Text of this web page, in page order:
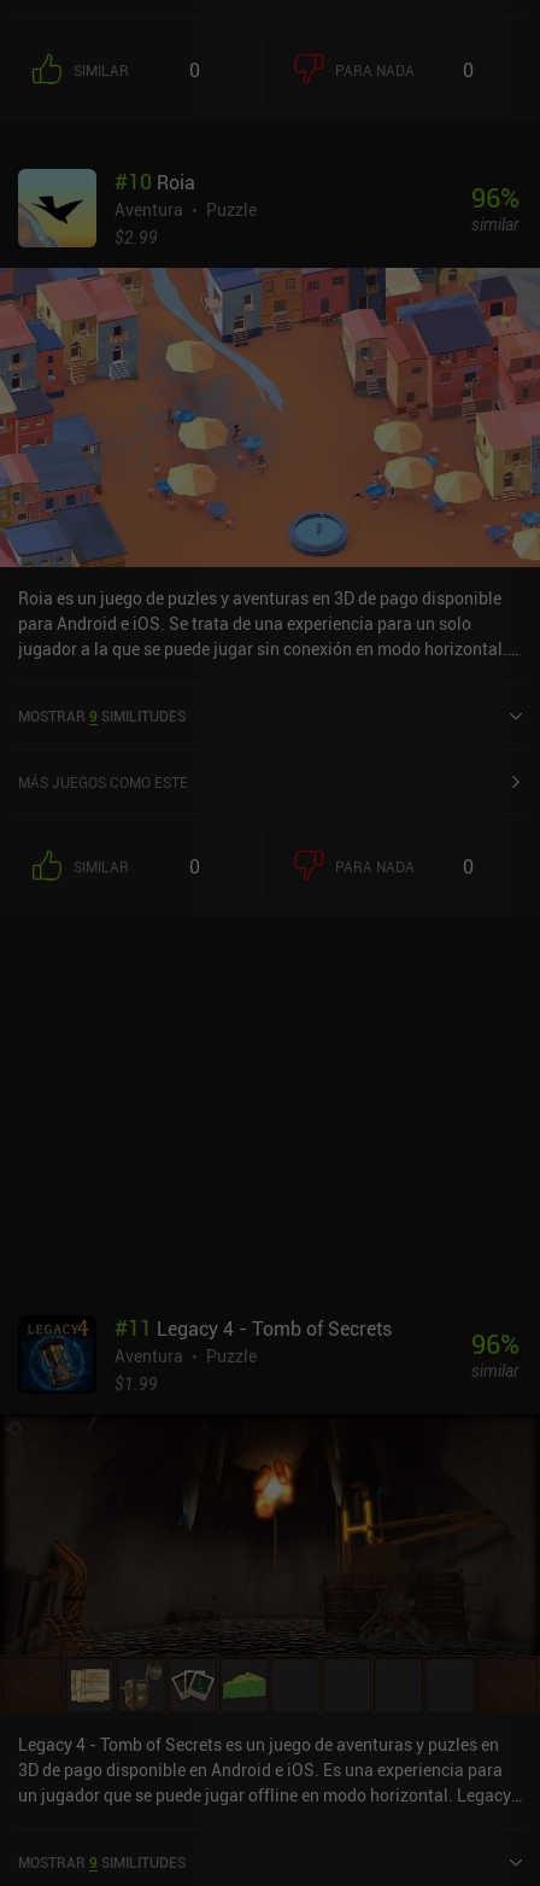
descodificación resulte demasiado compleja, los idiomas se
mantienen sencillos, y la torre está dividida en niveles que tienen
perspectiva, acompañado de una rica paleta de colores y un
paisaje sonoro profundamente meditativo. Los controles,
intuitivos y fáciles de usar, nos permiten alternar entre apuntar y
de análisis probó tres gamepads, de los cuales sólo el mando
Mocute en un Samsung S25 Ultra tuvo problemas con los bumpers
y los gatillos en el registro. Los mandos DualSense y Xbox
funcionaron bien. En general, este es el mejor juego de puzles al
que he jugado, y lo recomiendo encarecidamente, ya que consigue
un gran equilibrio entre desafío y accesibilidad. Además, el juego
tiene una profundidad increíble, y el ambiente... *beso del chef*
Dicho esto, hasta que no descifras los idiomas, la progresión
puede resultar ambigua, lo que puede desorientar a algunos
jugadores. También es un juego que requiere mucha concentración
y una meticulosa atención a los detalles, así que los que busquen
algo ligero quizá prefieran pasar de él. Chants of Sennaar se puede
probar gratis, con un único iAP de 7,99 $ para desbloquear el juego
completo.
SIMILAR 0 PARA NADA 0
#10 Roia
Aventura
Puzzle
$2.99
96%
similar
Roia es un juego de puzles y aventuras en 3D de pago disponible
para Android e iOS. Se trata de una experiencia para un solo
jugador a la que se puede jugar sin conexión en modo horizontal.
la App Store de iOS.
MOSTRAR 9 SIMILITUDES
MÁS JUEGOS COMO ESTE
SIMILAR 0 PARA NADA 0
#11 Legacy 4 - Tomb of Secrets
Aventura
Puzzle
$1.99
96%
similar
Legacy 4 - Tomb of Secrets es un juego de aventuras y puzles en
3D de pago disponible en Android e iOS. Es una experiencia para
un jugador que se puede jugar offline en modo horizontal. Legacy
en la App Store de iOS.
MOSTRAR 9 SIMILITUDES